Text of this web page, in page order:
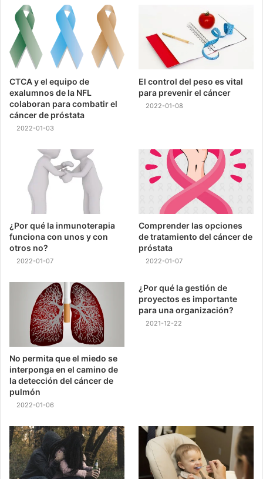
CTCA y el equipo de
exalumnos de la NFL
colaboran para combatir el
cáncer de próstata
2022-01-03
El control del peso es vital
para prevenir el cáncer
2022-01-08
¿Por qué la inmunoterapia
funciona con unos y con
otros no?
2022-01-07
Comprender las opciones
de tratamiento del cáncer de
próstata
2022-01-07
No permita que el miedo se
interponga en el camino de
la detección del cáncer de
pulmón
2022-01-06
¿Por qué la gestión de
proyectos es importante
para una organización?
2021-12-22